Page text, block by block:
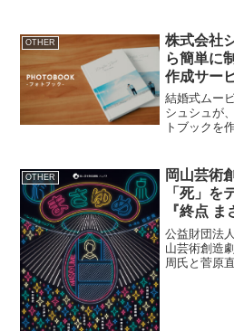
ます。URL
ス...
OTHER
株式会社
ら簡単に
作成サー
結婚式ムー
シュシュが
トブックを
トブック作
OTHER
岡山芸術
「死」を
『終点
重・埼玉
公益財団法
山芸術創造
周氏と菅原